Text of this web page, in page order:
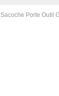
Sacoche Porte Outil